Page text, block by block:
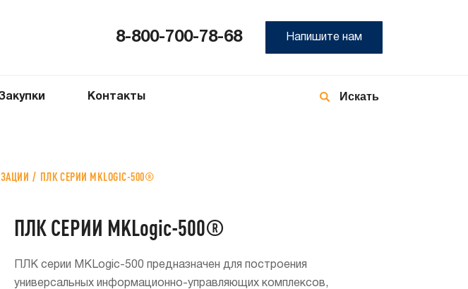
8-800-700-78-68 Напишите нам
Контакты
ПЛК СЕРИИ MKLOGIC-500®
ПЛК СЕРИИ MKLogic-500®
ПЛК серии MKLogic-500 предназначен для построения
универсальных информационно-управляющих комплексов,